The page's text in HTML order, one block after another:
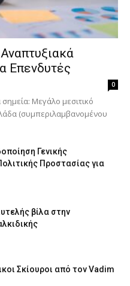
Επενδυτές
0
Μεγάλο μεσιτικό
(συμπεριλαμβανομένου
Γενικής
Προστασίας για
βίλα στην
Σκίουροι από τον Vadim